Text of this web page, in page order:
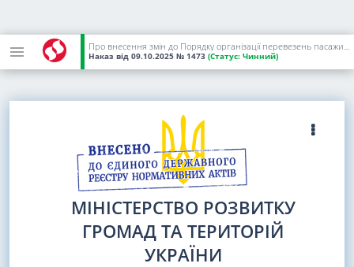
Про внесення змін до Порядку організації перевезень пасажирів та багажу автомобільним транспортом та визнання таким, що втратив чинність, наказу Міністерства транспорту та зв'язку України від 07 травня 2010 року N 278
Наказ від 09.10.2025 № 1473 (Статус: Чинний)
МІНІСТЕРСТВО РОЗВИТКУ
ГРОМАД ТА ТЕРИТОРІЙ
УКРАЇНИ